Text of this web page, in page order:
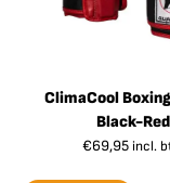
ClimaCool
Black-Red
€69,95 incl.